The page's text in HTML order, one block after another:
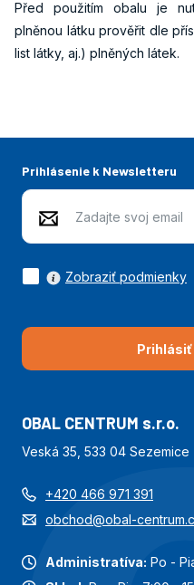
Před použitím obalu je
plněnou látku prověřit dle
list látky, aj.) plněných látek.
Prihlásenie k Newsletteru
Prihlásiť
Zobraziť podmienky
OBAL CENTRUM s.r.o.
Veská 35, 533 04 Sezemice
+420 466 971 391
obchod@obal-
Administratíva: Po -